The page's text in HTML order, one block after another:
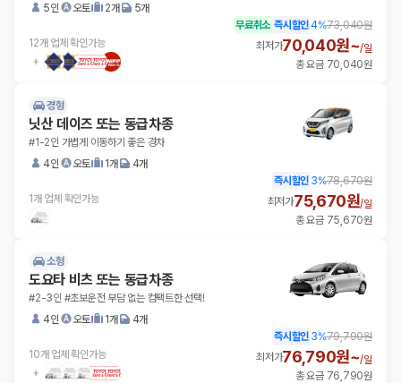
5인
오토 2개 5개
12개 업체 확인가능
무료취소 즉시할인 4%73,040원
최저가70,040원~/일
총 요금 70,040원
경형
닛산 데이즈 또는 동급차종
#1-2인 가볍게 이동하기 좋은 경차
4인
오토 1개 4개
1개 업체 확인가능
즉시할인 3%78,670원
최저가75,670원/일
총 요금 75,670원
소형
도요타 비츠 또는 동급차종
#2-3인 #초보운전 부담 없는 컴팩트한 선택!
4인
오토 1개 4개
10개 업체 확인가능
즉시할인 3%79,790원
최저가76,790원~/일
총 요금 76,790원